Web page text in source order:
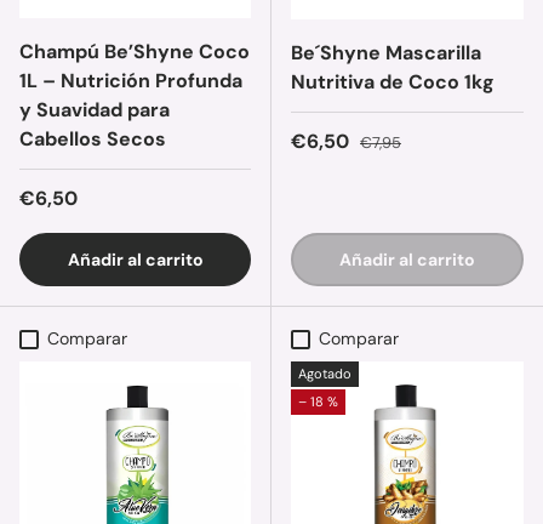
Champú Be’Shyne Coco
1L – Nutrición Profunda
y Suavidad para
Cabellos Secos
Precio normal
€6,50
Añadir al carrito
Be´Shyne Mascarilla
Nutritiva de Coco 1kg
Precio de venta
€6,50 Precio normal
€7,95
Añadir al carrito
Comparar Comparar
Agotado
– 18 %